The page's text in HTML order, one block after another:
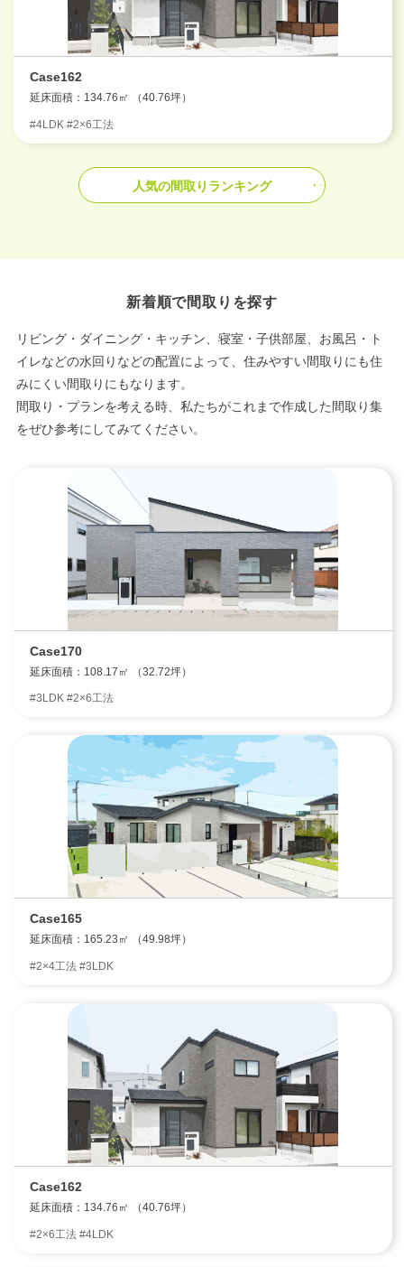
Case162
延床面積：134.76㎡ （40.76坪）
#4LDK #2×6工法
人気の間取りランキング
新着順で間取りを探す
リビング・ダイニング・キッチン、寝室・子供部屋、お風呂・ト
イレなどの水回りなどの配置によって、住みやすい間取りにも住
みにくい間取りにもなります。
間取り・プランを考える時、私たちがこれまで作成した間取り集
をぜひ参考にしてみてください。
Case170
延床面積：108.17㎡ （32.72坪）
#3LDK #2×6工法
Case165
延床面積：165.23㎡ （49.98坪）
#2×4工法 #3LDK
Case162
延床面積：134.76㎡ （40.76坪）
#2×6工法 #4LDK